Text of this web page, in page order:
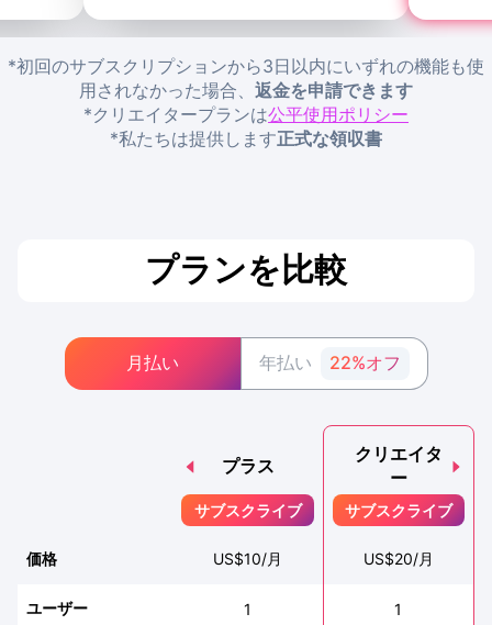
*初回のサブスクリプションから3日以内にいずれの機能も使
用されなかった場合、 返金を申請できます
*クリエイタープランは公平使用ポリシー
*私たちは提供します正式な領収書
プランを比較
月払い 年払い 22%オフ
価格
ユーザー
プラス
サブスクライブ
US$10/月
1
クリエイタ
ー
サブスクライブ
US$20/月
1